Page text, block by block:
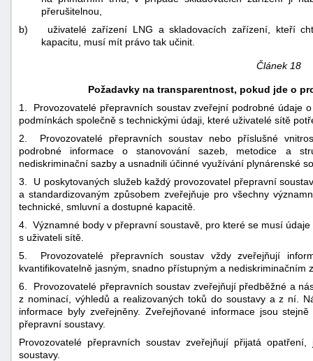
přerušitelnou,
b)
uživatelé zařízení LNG a skladovacích zařízení, kteří
kapacitu, musí mít právo tak učinit.
Článek 18
Požadavky na transparentnost, pokud jde o
1. Provozovatelé přepravních soustav zveřejní podrobné údaje
podmínkách společně s technickými údaji, které uživatelé sítě
2. Provozovatelé přepravních soustav nebo příslušné
podrobné informace o stanovování sazeb, metodice a
nediskriminační sazby a usnadnili účinné využívání plynárenské
3. U poskytovaných služeb každý provozovatel přepravní
a standardizovaným způsobem zveřejňuje pro všechny
technické, smluvní a dostupné kapacitě.
4. Významné body v přepravní soustavě, pro které se musí
s uživateli sítě.
5. Provozovatelé přepravních soustav vždy zveřejňují
kvantifikovatelně jasným, snadno přístupným a nediskriminačním
6. Provozovatelé přepravních soustav zveřejňují předběžné a
z nominací, výhledů a realizovaných toků do soustavy a z ní.
informace byly zveřejněny. Zveřejňované informace jsou
přepravní soustavy.
Provozovatelé přepravních soustav zveřejňují přijatá
soustavy.